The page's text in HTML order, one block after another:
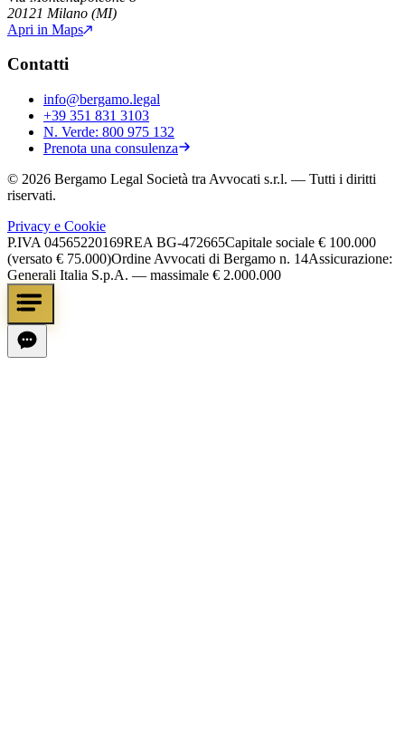
20121 Milano (MI)
Apri in Maps
Contatti
info@bergamo.legal
+39 351 831 3103
N. Verde: 800 975 132
Prenota una consulenza
© 2026 Bergamo Legal Società tra Avvocati s.r.l. — Tutti i diritti
riservati.
Privacy e Cookie
P.IVA 04565220169REA BG-472665Capitale sociale € 100.000
(versato € 75.000)Ordine Avvocati di Bergamo n. 14Assicurazione:
Generali Italia S.p.A. — massimale € 2.000.000